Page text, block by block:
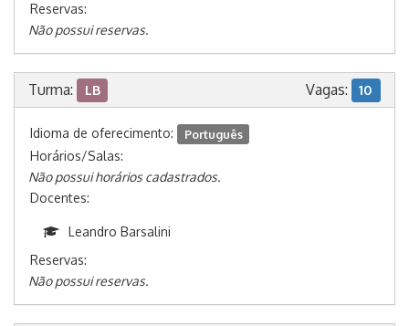
Reservas:
Não possui reservas.
Turma: LB Vagas: 10
Idioma de oferecimento: Português
Horários/Salas:
Não possui horários cadastrados.
Docentes:
Leandro Barsalini
Reservas:
Não possui reservas.